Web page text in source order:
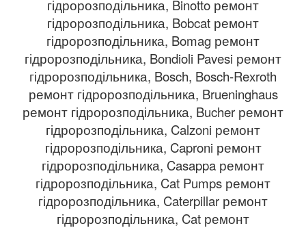
гідророзподільника, Binotto ремонт
гідророзподільника, Bobcat ремонт
гідророзподільника, Bomag ремонт
гідророзподільника, Bondioli Pavesi ремонт
гідророзподільника, Bosch, Bosch-Rexroth
ремонт гідророзподільника, Brueninghaus
ремонт гідророзподільника, Bucher ремонт
гідророзподільника, Calzoni ремонт
гідророзподільника, Caproni ремонт
гідророзподільника, Casappa ремонт
гідророзподільника, Cat Pumps ремонт
гідророзподільника, Caterpillar ремонт
гідророзподільника, Cat ремонт